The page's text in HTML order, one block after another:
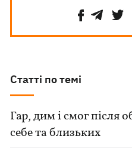
Статті по темі
Гар, дим і смог після
себе та близьких